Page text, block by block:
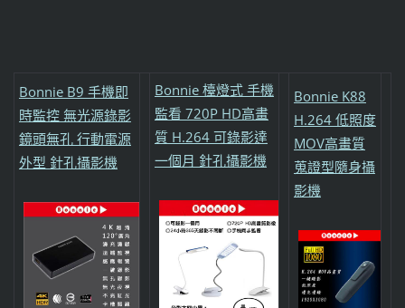
Bonnie B9 手機即
時監控 無光源錄影
鏡頭無孔 行動電源
外型 針孔攝影機
Bonnie 檯燈式 手機
監看 720P HD高畫
質 H.264 可錄影達
一個月 針孔攝影機
Bonnie K88
H.264 低照度
MOV高畫質
蒐證型隨身攝
影機